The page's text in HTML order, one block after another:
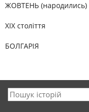
ЖОВТЕНЬ (народились)
XIX століття
БОЛГАРІЯ